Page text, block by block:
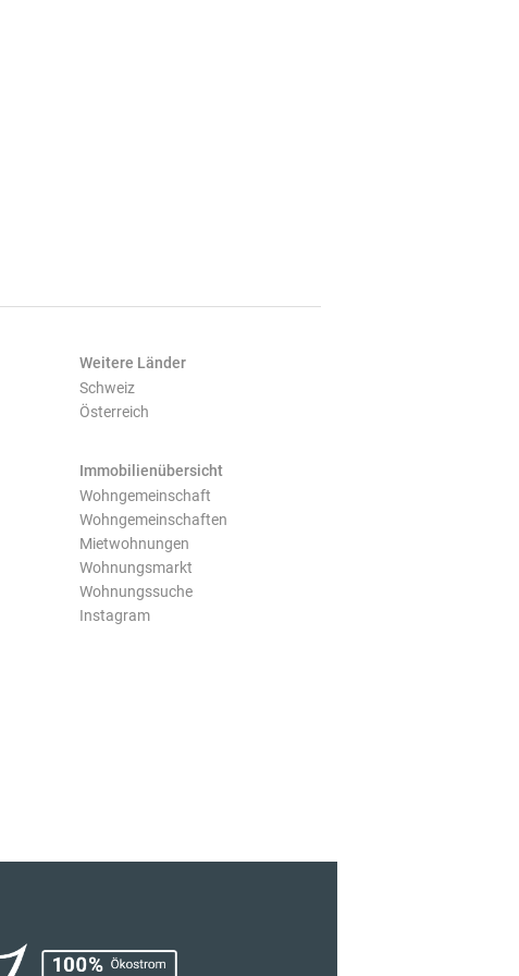
Weitere Länder
Schweiz
Österreich
Immobilienübersicht
Wohngemeinschaft
Wohngemeinschaften
Mietwohnungen
Wohnungsmarkt
Wohnungssuche
Instagram